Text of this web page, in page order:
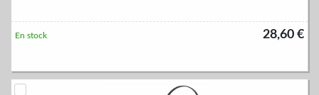
28,60 €
En stock